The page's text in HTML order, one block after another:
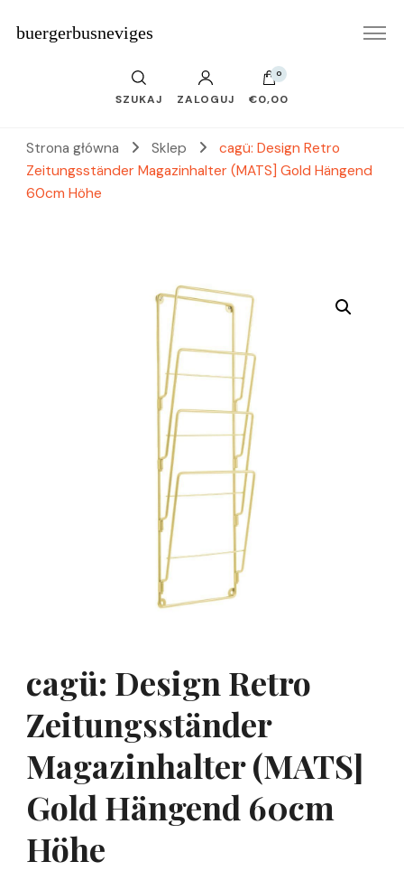
buergerbusneviges
SZUKAJ ZALOGUJ
0
€0,00
Strona główna Sklep
cagü: Design Retro
Zeitungsständer Magazinhalter (MATS] Gold Hängend
60cm Höhe
cagü: Design Retro
Zeitungsständer
Magazinhalter (MATS]
Gold Hängend 60cm
Höhe